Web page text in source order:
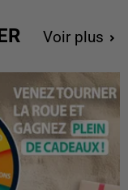
Voir plus